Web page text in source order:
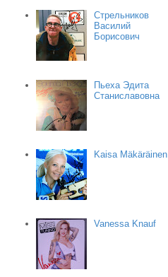
Стрельников
Василий
Борисович
Пьеха Эдита
Станиславовна
Kaisa Mäkäräinen
Vanessa Knauf